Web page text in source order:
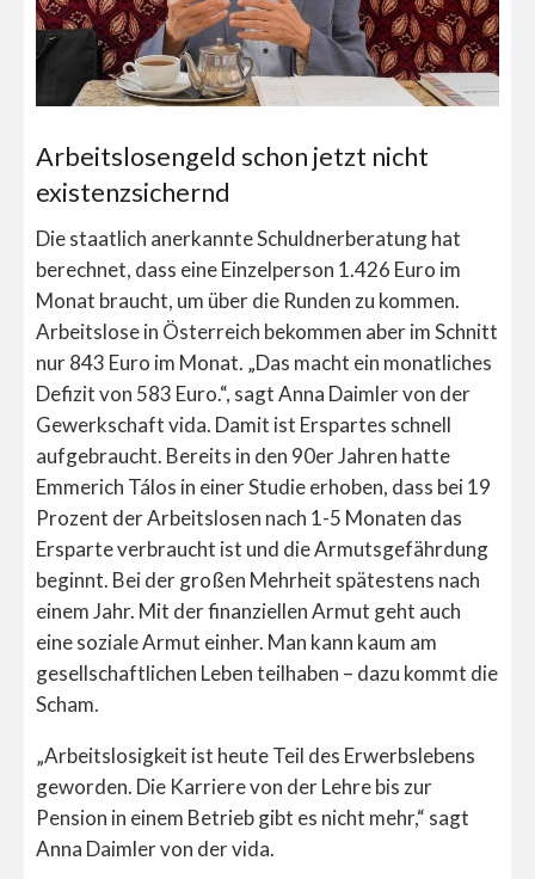
Arbeitslosengeld schon jetzt nicht
existenzsichernd
Die staatlich anerkannte Schuldnerberatung hat
berechnet, dass eine Einzelperson 1.426 Euro im
Monat braucht, um über die Runden zu kommen.
Arbeitslose in Österreich bekommen aber im Schnitt
nur 843 Euro im Monat. „Das macht ein monatliches
Defizit von 583 Euro.“, sagt Anna Daimler von der
Gewerkschaft vida. Damit ist Erspartes schnell
aufgebraucht. Bereits in den 90er Jahren hatte
Emmerich Tálos in einer Studie erhoben, dass bei 19
Prozent der Arbeitslosen nach 1-5 Monaten das
Ersparte verbraucht ist und die Armutsgefährdung
beginnt. Bei der großen Mehrheit spätestens nach
einem Jahr. Mit der finanziellen Armut geht auch
eine soziale Armut einher. Man kann kaum am
gesellschaftlichen Leben teilhaben – dazu kommt die
Scham.
„Arbeitslosigkeit ist heute Teil des Erwerbslebens
geworden. Die Karriere von der Lehre bis zur
Pension in einem Betrieb gibt es nicht mehr,“ sagt
Anna Daimler von der vida.